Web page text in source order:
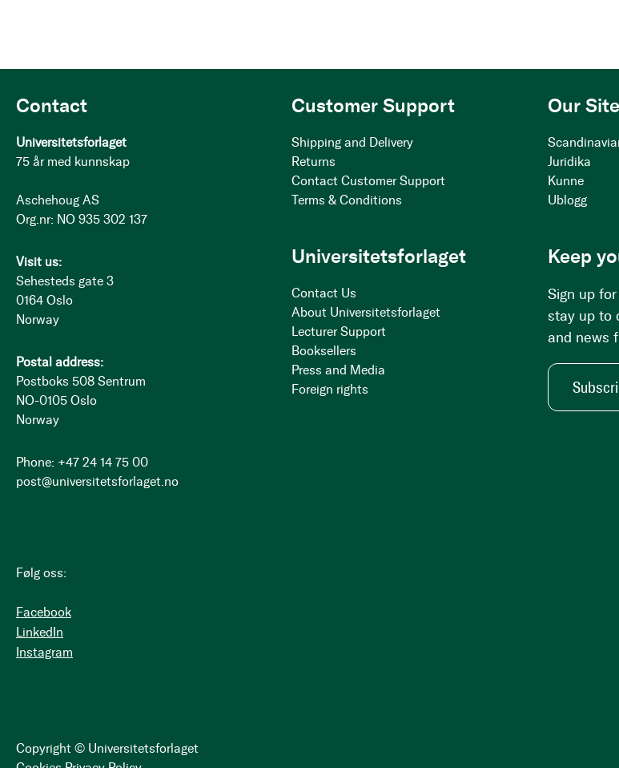
Contact
Universitetsforlaget
75 år med kunnskap
Aschehoug AS
Org.nr: NO 935 302 137
Visit us:
Sehesteds gate 3
0164 Oslo
Norway
Postal address:
Postboks 508 Sentrum
NO-0105 Oslo
Norway
Phone: +47 24 14 75 00
post@universitetsforlaget.no
Følg oss:
Facebook
LinkedIn
Instagram
Copyright © Universitetsforlaget
Customer Support
Shipping and Delivery
Returns
Contact Customer Support
Terms & Conditions
Our
Juridika
Kunne
Ublogg
Universitetsforlaget
Contact Us
About Universitetsforlaget
Lecturer Support
Booksellers
Press and Media
Foreign rights
Keep
Sign up
stay up to
and news